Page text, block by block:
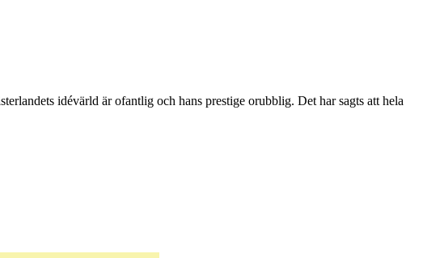
idévärld är ofantlig och hans prestige orubblig. Det har sagts att hela